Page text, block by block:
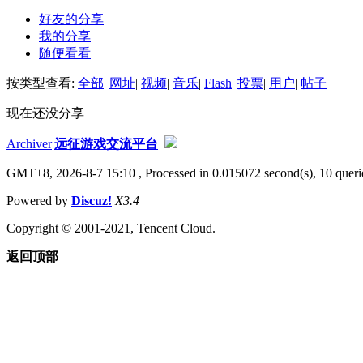
好友的分享
我的分享
随便看看
按类型查看: 全部| 网址| 视频| 音乐| Flash| 投票| 用户| 帖子
现在还没分享
Archiver|远征游戏交流平台
GMT+8, 2026-8-7 15:10 , Processed in 0.015072 second(s), 10
Powered by Discuz! X3.4
Copyright © 2001-2021, Tencent Cloud.
返回顶部